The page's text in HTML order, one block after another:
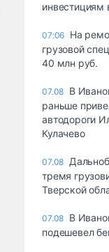
инвестициям
07:06 На
грузовой
40 млн руб.
07.08 В
раньше
автодороги
Кулачево
07.08
тремя
Тверской
07.08 В
подешевел